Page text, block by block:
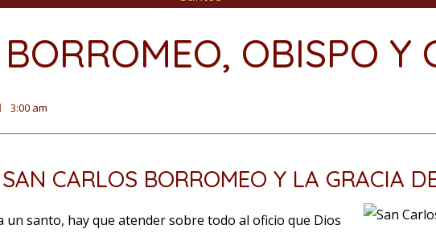
OBISPO Y
3:00 am
CARLOS BORROMEO Y LA GRACIA
un santo, hay que atender sobre todo al oficio que Dios